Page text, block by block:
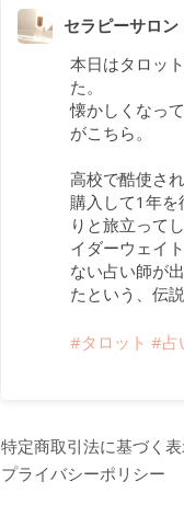
セラピーサロン
本日はタロッ
た。
懐かしくなっ
がこちら。
高校で酷使さ
購入して1年を
りと旅立って
イダーウェイ
ない占い師が
たという、伝
#タロット #占
特定商取引法に基づく
プライバシーポリシー